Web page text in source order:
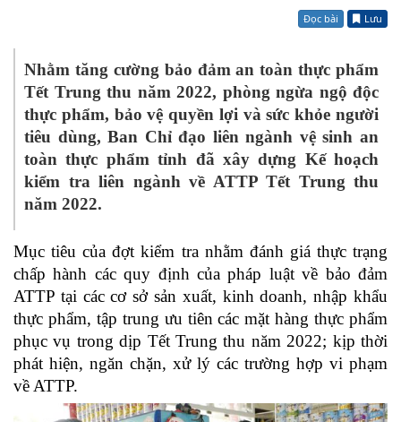
Đọc bài Lưu
Nhằm tăng cường bảo đảm an toàn thực phẩm
Tết Trung thu năm 2022, phòng ngừa ngộ độc
thực phẩm, bảo vệ quyền lợi và sức khỏe người
tiêu dùng, Ban Chỉ đạo liên ngành vệ sinh an
toàn thực phẩm tỉnh đã xây dựng Kế hoạch
kiểm tra liên ngành về ATTP Tết Trung thu
năm 2022.
Mục tiêu của đợt kiểm tra nhằm đánh giá thực trạng
chấp hành các quy định của pháp luật về bảo đảm
ATTP tại các cơ sở sản xuất, kinh doanh, nhập khẩu
thực phẩm, tập trung ưu tiên các mặt hàng thực phẩm
phục vụ trong dịp Tết Trung thu năm 2022; kịp thời
phát hiện, ngăn chặn, xử lý các trường hợp vi phạm
về ATTP.